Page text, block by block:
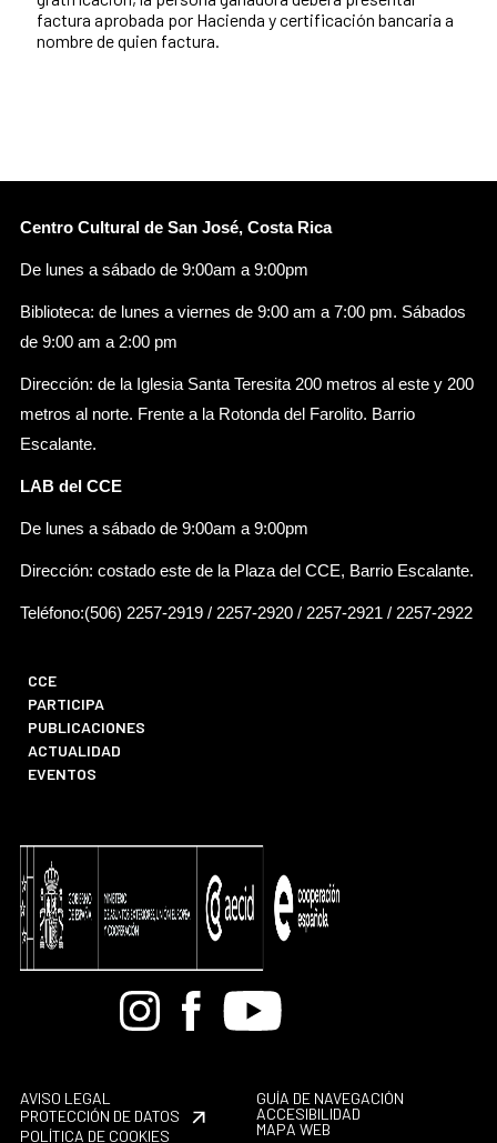
factura aprobada por Hacienda y certificación bancaria a
nombre de quien factura.
Centro Cultural de San José, Costa Rica
De lunes a sábado de 9:00am a 9:00pm
Biblioteca: de lunes a viernes de 9:00 am a 7:00 pm. Sábados
de 9:00 am a 2:00 pm
Dirección: de la Iglesia Santa Teresita 200 metros al este y 200
metros al norte. Frente a la Rotonda del Farolito. Barrio
Escalante.
LAB del CCE
De lunes a sábado de 9:00am a 9:00pm
Dirección: costado este de la Plaza del CCE, Barrio Escalante.
Teléfono:(506) 2257-2919 / 2257-2920 / 2257-2921 / 2257-2922
CCE
PARTICIPA
PUBLICACIONES
ACTUALIDAD
EVENTOS
BandcampInstagramFacebook
Youtube
AVISO LEGAL
PROTECCIÓN DE DATOS
POLÍTICA DE COOKIES
GUÍA DE NAVEGACIÓN
ACCESIBILIDAD
MAPA WEB